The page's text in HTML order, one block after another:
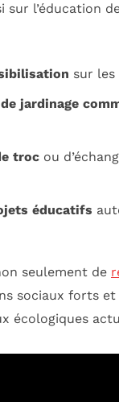
sur l’éducation
sur
jardinage
trocou
éducatifs
seulement de
sociaux forts
écologiques